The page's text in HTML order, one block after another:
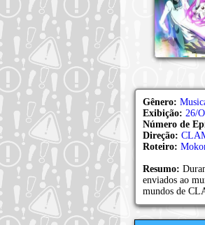
Gênero:
Exibição: 26/
Número de
Direção:
Roteiro:
Resumo:
enviados ao
mundos de